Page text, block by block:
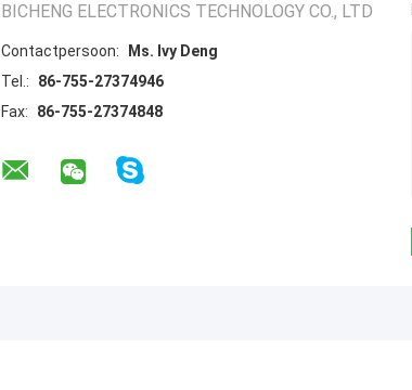
BICHENG ELECTRONICS TECHNOLOGY CO., LTD
Contactpersoon:
Ms. Ivy Deng
Tel.:
86-755-27374946
Fax:
86-755-27374848